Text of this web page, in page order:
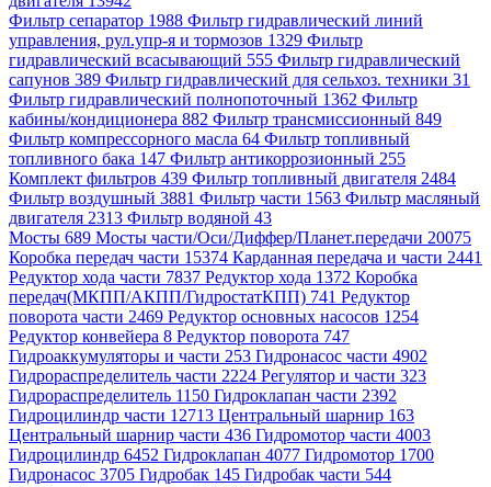
Фильтр сепаратор 1988 Фильтр гидравлический линий
управления, рул.упр-я и тормозов 1329 Фильтр
гидравлический всасывающий 555 Фильтр гидравлический
сапунов 389 Фильтр гидравлический для сельхоз. техники 31
Фильтр гидравлический полнопоточный 1362 Фильтр
кабины/кондиционера 882 Фильтр трансмиссионный 849
Фильтр компрессорного масла 64 Фильтр топливный
топливного бака 147 Фильтр антикоррозионный 255
Комплект фильтров 439 Фильтр топливный двигателя 2484
Фильтр воздушный 3881 Фильтр части 1563 Фильтр масляный
двигателя 2313 Фильтр водяной 43
Мосты 689 Мосты части/Оси/Диффер/Планет.передачи 20075
Коробка передач части 15374 Карданная передача и части 2441
Редуктор хода части 7837 Редуктор хода 1372 Коробка
передач(МКПП/АКПП/ГидростатКПП) 741 Редуктор
поворота части 2469 Редуктор основных насосов 1254
Редуктор конвейера 8 Редуктор поворота 747
Гидроаккумуляторы и части 253 Гидронасос части 4902
Гидрораспределитель части 2224 Регулятор и части 323
Гидрораспределитель 1150 Гидроклапан части 2392
Гидроцилиндр части 12713 Центральный шарнир 163
Центральный шарнир части 436 Гидромотор части 4003
Гидроцилиндр 6452 Гидроклапан 4077 Гидромотор 1700
Гидронасос 3705 Гидробак 145 Гидробак части 544